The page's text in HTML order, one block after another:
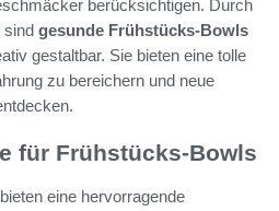
berücksichtigen. Durch
sind gesunde Frühstücks-Bowls
gestaltbar. Sie bieten eine tolle
zu bereichern und neue
für Frühstücks-Bowls
bieten eine hervorragende